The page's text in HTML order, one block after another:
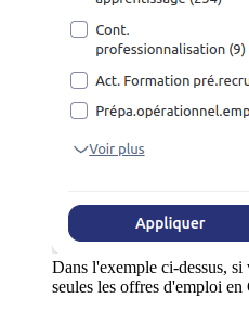
Dans l'exemple ci-dessus,
seules les offres d'emploi